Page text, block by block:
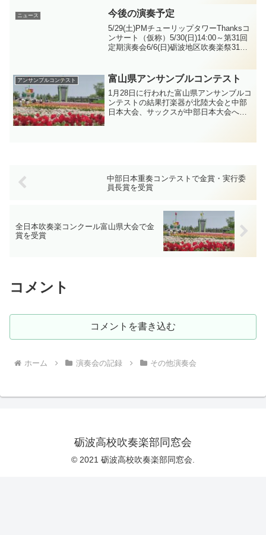
催後、13:00に音楽室で「お披露目会」を
おこないました...
ニュース 今後の演奏予定
5/29(土)PMチューリップタワーThanksコ
ンサート（仮称）5/30(日)14:00～第31回
定期演奏会6/6(日)砺波地区吹奏楽祭31回
アンサンブルコンテスト 富山県アンサンブルコンテスト
1月28日に行われた富山県アンサンブルコ
ンテストの結果打楽器が北陸大会と中部
日本大会、サックスが中部日本大会への
中部日本重奏コンテストで金賞・実行委
員長賞を受賞
全日本吹奏楽コンクール富山県大会で金
賞を受賞
コメント
コメントを書き込む
ホーム 演奏会の記録 その他演奏会
砺波高校吹奏楽部同窓会
© 2021 砺波高校吹奏楽部同窓会.